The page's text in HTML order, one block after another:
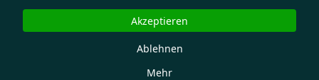
Mehr
Ablehnen
Akzeptieren